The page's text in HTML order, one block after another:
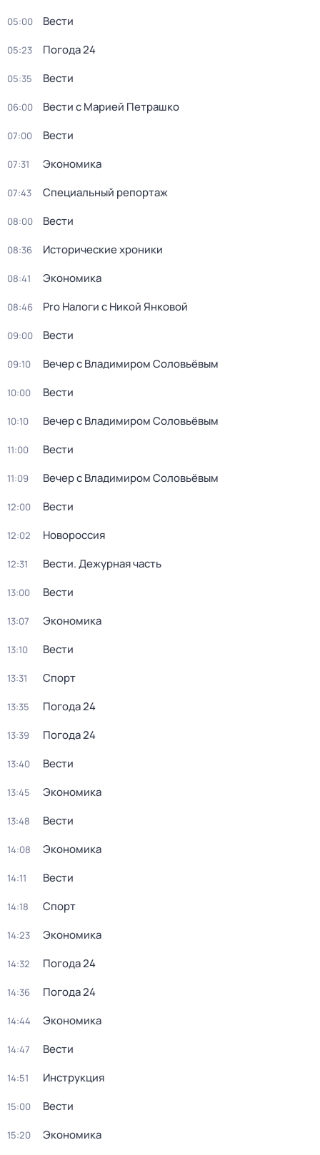
05:00 Вести
05:23 Погода 24
05:35 Вести
06:00 Вести с Марией Петрашко
07:00 Вести
07:31 Экономика
07:43 Специальный репортаж
08:00 Вести
08:36 Исторические хроники
08:41 Экономика
08:46 Pro Налоги с Никой Янковой
09:00 Вести
09:10 Вечер с Владимиром Соловьёвым
10:00 Вести
10:10 Вечер с Владимиром Соловьёвым
11:00 Вести
11:09 Вечер с Владимиром Соловьёвым
12:00 Вести
12:02 Новороссия
12:31 Вести. Дежурная часть
13:00 Вести
13:07 Экономика
13:10 Вести
13:31 Спорт
13:35 Погода 24
13:39 Погода 24
13:40 Вести
13:45 Экономика
13:48 Вести
14:08 Экономика
14:11 Вести
14:18 Спорт
14:23 Экономика
14:32 Погода 24
14:36 Погода 24
14:44 Экономика
14:47 Вести
14:51 Инструкция
15:00 Вести
15:20 Экономика